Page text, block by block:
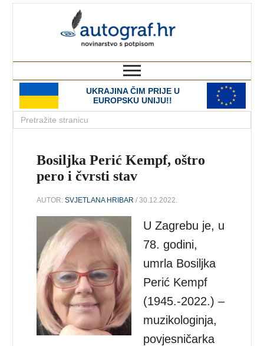
UKRAJINA ČIM PRIJE U
EUROPSKU UNIJU!!
Bosiljka Perić Kempf, oštro
pero i čvrsti stav
AUTOR:SVJETLANA HRIBAR / 30.12.2022.
U Zagrebu je, u
78. godini,
umrla Bosiljka
Perić Kempf
(1945.-2022.) –
muzikologinja,
povjesničarka